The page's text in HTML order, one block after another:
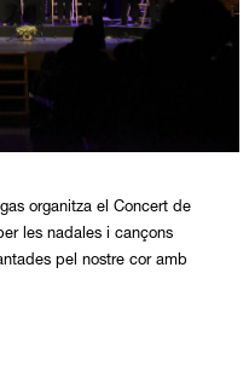
organitza el Concert de
les nadales i cançons
pel nostre cor amb